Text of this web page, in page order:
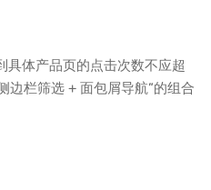
具体产品页的点击次数不应超
边栏筛选 + 面包屑导航”的组合